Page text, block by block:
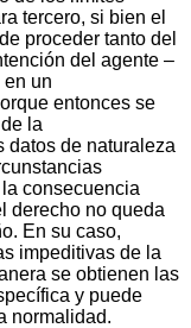
tercero, si bien el
proceder tanto del
del agente –
en un
entonces se
la
datos de naturaleza
consecuencia
derecho no queda
En su caso,
impeditivas de la
se obtienen las
y puede
normalidad.